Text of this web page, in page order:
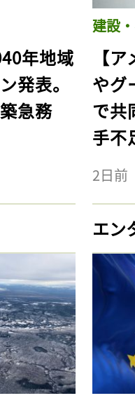
年地域
発表。
急務
建設
【
やグ
で共
手不
2日前
エン
会員登録